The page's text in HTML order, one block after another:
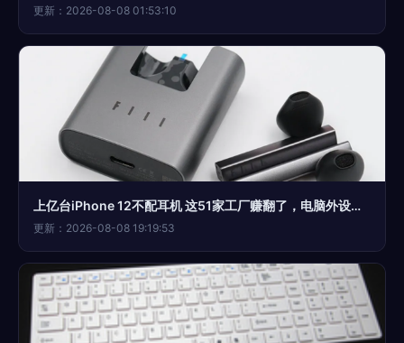
更新：2026-08-08 01:53:10
上亿台iPhone 12不配耳机 这51家工厂赚翻了，电脑外设产品迎来新机遇
更新：2026-08-08 19:19:53